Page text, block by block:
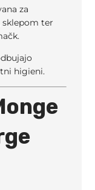
za
sklepom ter
higieni.